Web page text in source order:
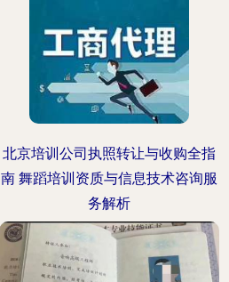
北京培训公司执照转让与收购全指
南 舞蹈培训资质与信息技术咨询服
务解析